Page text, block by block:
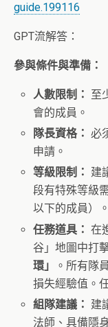
guide.199116
GPT流解答：
參與條件與準備：
人數限制： 至
會的成員。
隊長資格： 必
申請。
等級限制： 建
段有特殊等級
以下的成員）。
任務道具： 在
谷」地圖中打
環」
。所有隊
損失經驗值。
組隊建議： 建
法師、具備隱